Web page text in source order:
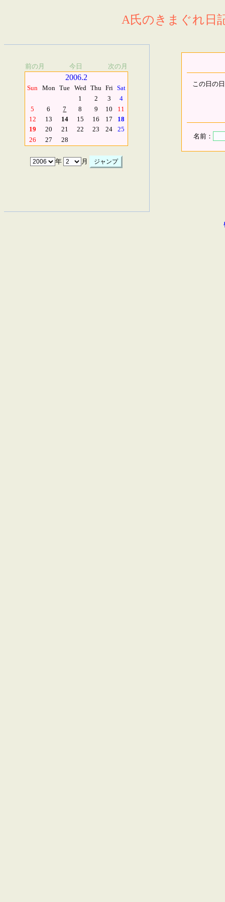
A氏のきまぐれ日
前の月 今日 次の月
2006.2
Sun Mon Tue Wed Thu Fri Sat
1
2 3
4
5
6 7 8 9 10
11
12
13 14 15 16 17
18
19
20 21 22 23 24
25
26
27 28
年 月
この日の
名前：